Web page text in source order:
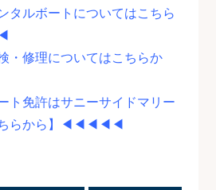
ボートについてはこちら
理についてはこちらか
許はサニーサイドマリー
ちらから】◀◀◀◀◀